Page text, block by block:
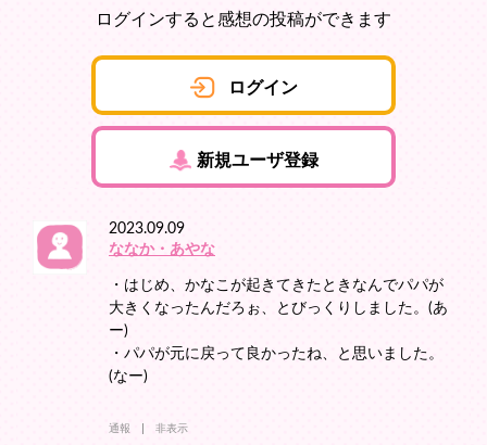
ログインすると感想の投稿ができます
ログイン
新規ユーザ登録
2023.09.09
ななか・あやな
・はじめ、かなこが起きてきたときなんでパパが
大きくなったんだろぉ、とびっくりしました。(あ
ー)
・パパが元に戻って良かったね、と思いました。
(なー)
通報 非表示